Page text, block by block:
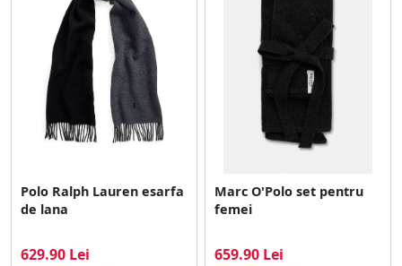
Polo Ralph Lauren esarfa
de lana
629.90 Lei
Marc O'Polo set pentru
femei
659.90 Lei